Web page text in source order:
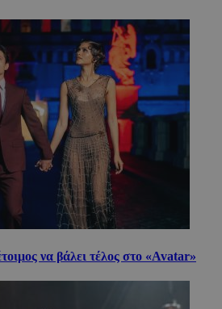
να βάλει τέλος στο «Avatar»